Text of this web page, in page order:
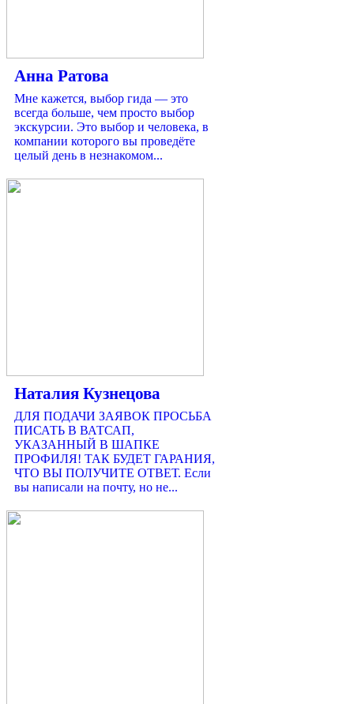
Анна Ратова
Мне кажется, выбор гида — это
всегда больше, чем просто выбор
экскурсии. Это выбор и человека, в
компании которого вы проведёте
целый день в незнакомом...
Наталия Кузнецова
ДЛЯ ПОДАЧИ ЗАЯВОК ПРОСЬБА
ПИСАТЬ В ВАТСАП,
УКАЗАННЫЙ В ШАПКЕ
ПРОФИЛЯ! ТАК БУДЕТ ГАРАНИЯ,
ЧТО ВЫ ПОЛУЧИТЕ ОТВЕТ. Если
вы написали на почту, но не...